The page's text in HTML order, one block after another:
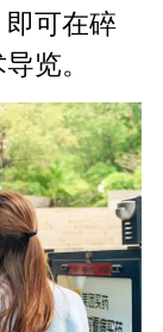
可在碎
览。